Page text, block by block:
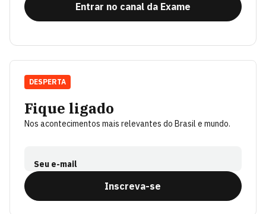
Entrar no canal da Exame
Fique ligado
Nos acontecimentos mais relevantes do Brasil e mundo.
Seu e-mail
Inscreva-se
DESPERTA